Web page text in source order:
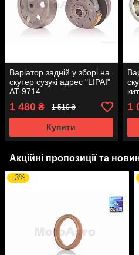
Варіатор задній у зборі на
скутер сузукі адрес "LIPAI"
AT-9714
1 480 ₴ 1 510 ₴
Купити
1
Акційні пропозиції та
–3%